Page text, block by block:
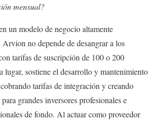
mensual?
un modelo de negocio altamente
no depende de desangrar a los
tarifas de suscripción de 100 o 200
lugar, sostiene el desarrollo y mantenimiento
tarifas de integración y creando
grandes inversores profesionales e
de fondo. Al actuar como proveedor